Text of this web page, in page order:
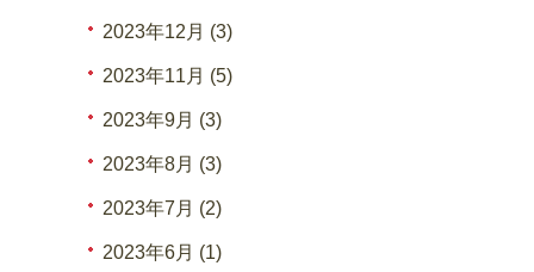
2023年12月 (3)
2023年11月 (5)
2023年9月 (3)
2023年8月 (3)
2023年7月 (2)
2023年6月 (1)